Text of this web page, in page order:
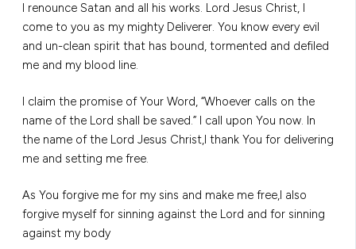
I renounce Satan and all his works. Lord Jesus Christ, I
come to you as my mighty Deliverer. You know every evil
and un-clean spirit that has bound, tormented and defiled
me and my blood line.
I claim the promise of Your Word, “Whoever calls on the
name of the Lord shall be saved.” I call upon You now. In
the name of the Lord Jesus Christ,I thank You for delivering
me and setting me free.
As You forgive me for my sins and make me free,I also
forgive myself for sinning against the Lord and for sinning
against my body